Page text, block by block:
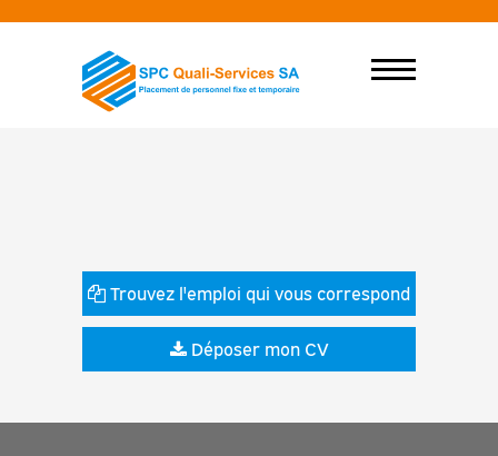
Trouvez l'emploi qui vous correspond
Déposer mon CV